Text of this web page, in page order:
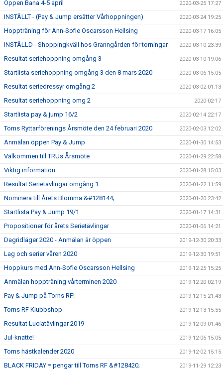
Öppen Bana 4-5 april 2020-03-25 17:27
INSTÄLLT - (Pay & Jump ersätter Vårhoppningen) 2020-03-24 19:25
Hoppträning för Ann-Sofie Oscarsson Hellsing 2020-03-17 16:05
INSTÄLLD - Shoppingkväll hos Granngården för torningar 2020-03-10 23:39
Resultat seriehoppning omgång 3 2020-03-10 19:06
Startlista seriehoppning omgång 3 den 8 mars 2020 2020-03-06 15:05
Resultat seriedressyr omgång 2 2020-03-02 01:13
Resultat seriehoppning omg 2 2020-02-17
Startlista pay & jump 16/2 2020-02-14 22:17
Torns Ryttarförenings Årsmöte den 24 februari 2020 2020-02-03 12:02
Anmälan öppen Pay & Jump 2020-01-30 14:53
Välkommen till TRUs Årsmöte 2020-01-29 22:58
Viktig information 2020-01-28 15:03
Resultat Serietävlingar omgång 1 2020-01-22 11:59
Nominera till Årets Blomma &#128144; 2020-01-20 23:42
Startlista Pay & Jump 19/1 2020-01-17 14:31
Propositioner för årets Serietävlingar 2020-01-06 14:21
Dagridläger 2020 - Anmälan är öppen 2019-12-30 20:33
Lag och serier våren 2020 2019-12-30 19:51
Hoppkurs med Ann-Sofie Oscarsson Hellsing 2019-12-25 15:25
Anmälan hoppträning vårterminen 2020 2019-12-20 02:19
Pay & Jump på Torns RF! 2019-12-15 21:43
Torns RF Klubbshop 2019-12-13 15:55
Resultat Luciatävlingar 2019 2019-12-09 01:46
Jul-knatte! 2019-12-06 15:05
Torns hästkalender 2020 2019-12-02 15:15
BLACK FRIDAY = pengar till Torns RF &#128420; 2019-11-29 12:23